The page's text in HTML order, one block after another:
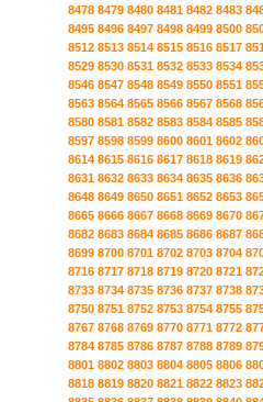
8478 8479 8480 8481 8482 8483
8495 8496 8497 8498 8499 8500
8512 8513 8514 8515 8516 8517
8529 8530 8531 8532 8533 8534
8546 8547 8548 8549 8550 8551
8563 8564 8565 8566 8567 8568
8580 8581 8582 8583 8584 8585
8597 8598 8599 8600 8601 8602
8614 8615 8616 8617 8618 8619
8631 8632 8633 8634 8635 8636
8648 8649 8650 8651 8652 8653
8665 8666 8667 8668 8669 8670
8682 8683 8684 8685 8686 8687
8699 8700 8701 8702 8703 8704
8716 8717 8718 8719 8720 8721
8733 8734 8735 8736 8737 8738
8750 8751 8752 8753 8754 8755
8767 8768 8769 8770 8771 8772
8784 8785 8786 8787 8788 8789
8801 8802 8803 8804 8805 8806
8818 8819 8820 8821 8822 8823